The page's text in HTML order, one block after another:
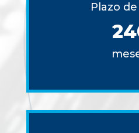
Plazo